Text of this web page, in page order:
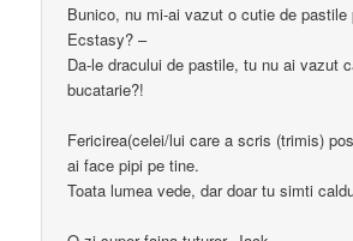
Bunico, nu mi-ai vazut o cutie de pastile
Ecstasy? –
Da-le dracului de pastile, tu nu ai vazut
bucatarie?!
Fericirea(celei/lui care a scris (trimis)
ai face pipi pe tine.
Toata lumea vede, dar doar tu simti